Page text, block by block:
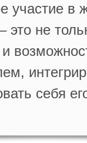
участие в
это не
себя